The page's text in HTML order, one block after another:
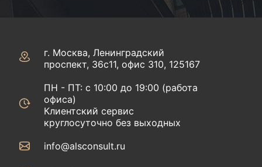
г. Москва, Ленинградский
проспект, 36с11, офис 310, 125167
ПН - ПТ: с 10:00 до 19:00 (работа
офиса)
Клиентский сервис
круглосуточно без выходных
info@alsconsult.ru